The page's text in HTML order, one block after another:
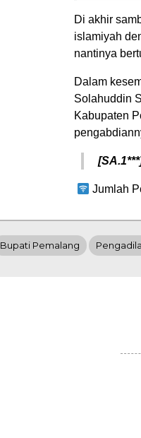
Di akhir
islamiyah
nantinya
Dalam
Solahuddin
Kabupaten
Jumlah
Bupati Pemalang